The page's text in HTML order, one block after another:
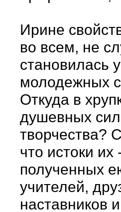
Ирине
во всем, не
становилась
молодежных
Откуда в
душевных
творчества?
что истоки
полученных
учителей,
наставников